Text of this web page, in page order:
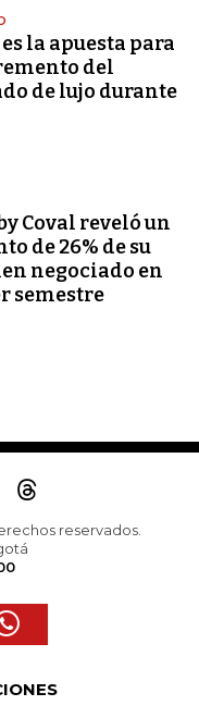
la apuesta para
del
de lujo durante
Coval reveló un
de 26% de su
negociado en
semestre
reservados.